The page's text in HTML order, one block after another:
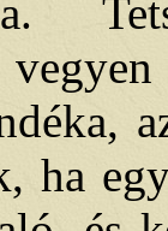
ha